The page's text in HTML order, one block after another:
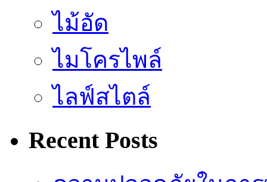
ไม้อัด
ไมโครไพล์
ไลฟ์สไตล์
Recent Posts